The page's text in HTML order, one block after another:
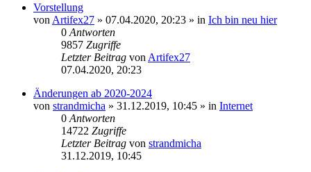
Vorstellung
von Artifex27 » 07.04.2020, 20:23 » in Ich bin neu hier
0 Antworten
9857 Zugriffe
Letzter Beitrag von Artifex27
07.04.2020, 20:23
Änderungen ab 2020-2024
von strandmicha » 31.12.2019, 10:45 » in Internet
0 Antworten
14722 Zugriffe
Letzter Beitrag von strandmicha
31.12.2019, 10:45